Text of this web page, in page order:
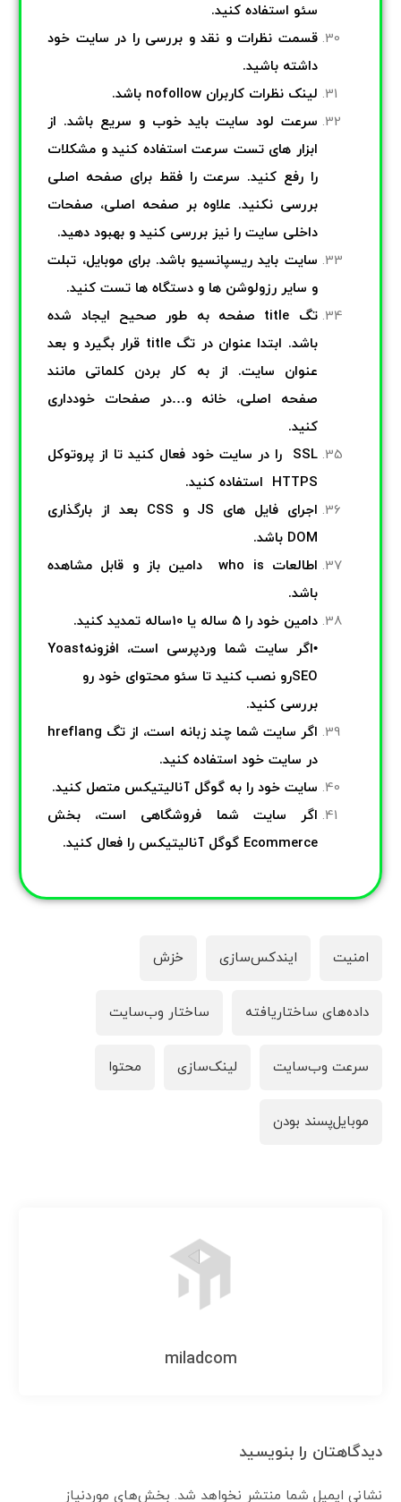
سئو استفاده کنید.
قسمت نظرات و نقد و بررسی را در سایت خود
داشته باشید.
لینک نظرات کاربران nofollow باشد.
سرعت لود سایت باید خوب و سریع باشد. از
ابزار های تست سرعت استفاده کنید و مشکلات
را رفع کنید. سرعت را فقط برای صفحه اصلی
بررسی نکنید. علاوه بر صفحه اصلی، صفحات
داخلی سایت را نیز بررسی کنید و بهبود دهید.
سایت باید ریسپانسیو باشد. برای موبایل، تبلت
و سایر رزولوشن ها و دستگاه ها تست کنید.
تگ title صفحه به طور صحیح ایجاد شده
باشد. ابتدا عنوان در تگ title قرار بگیرد و بعد
عنوان سایت. از به کار بردن کلماتی مانند
صفحه اصلی، خانه و…در صفحات خودداری
کنید.
SSL را در سایت خود فعال کنید تا از پروتوکل
HTTPS استفاده کنید.
اجرای فایل های JS و CSS بعد از بارگذاری
DOM باشد.
اطالعات who is دامین باز و قابل مشاهده
باشد.
دامین خود را 5 ساله یا
10ساله تمدید کنید.
•اگر سایت شما وردپرسی است، افزونهYoast
SEOرو نصب کنید تا سئو محتوای خود رو
بررسی کنید.
اگر سایت شما چند زبانه است، از تگ hreflang
در سایت خود استفاده کنید.
سایت خود را به گوگل آنالیتیکس متصل کنید.
اگر سایت شما فروشگاهی است، بخش
Ecommerce گوگل آنالیتیکس را فعال کنید.
امنیت ایندکس‌سازی خزش
داده‌های ساختاریافته ساختار وب‌سایت
سرعت وب‌سایت لینک‌سازی محتوا
موبایل‌پسند بودن
miladcom
دیدگاهتان را بنویسید
نشانی ایمیل شما منتشر نخواهد شد. بخش‌های موردنیاز